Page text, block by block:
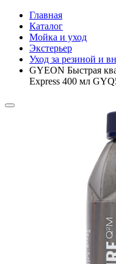
Главная
Каталог
Мойка и уход
Экстерьер
Уход за резиной и
GYEON Быстрая
Express 400 мл